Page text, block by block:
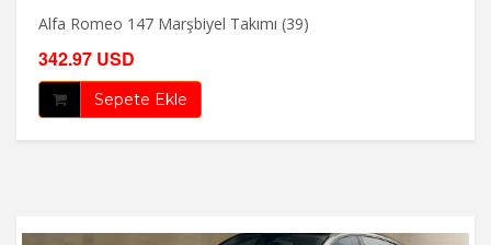
Alfa Romeo 147 Marşbiyel Takımı (39)
342.97 USD
Sepete Ekle